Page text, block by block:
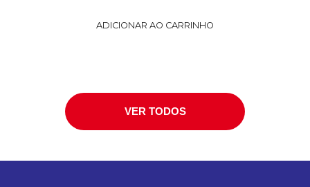
ADICIONAR AO CARRINHO
VER TODOS